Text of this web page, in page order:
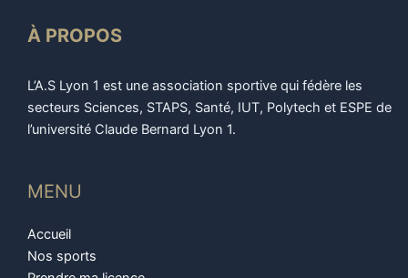
À PROPOS
L’A.S Lyon 1 est une association sportive qui fédère les
secteurs Sciences, STAPS, Santé, IUT, Polytech et ESPE de
l’université Claude Bernard Lyon 1.
MENU
Accueil
Nos sports